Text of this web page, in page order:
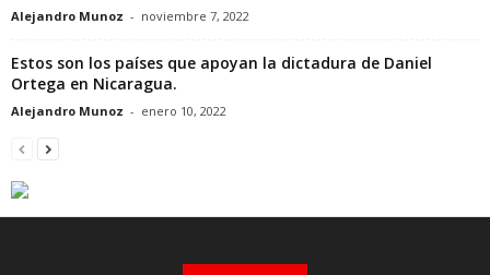
Alejandro Munoz - noviembre 7, 2022
Estos son los países que apoyan la dictadura de Daniel
Ortega en Nicaragua.
Alejandro Munoz - enero 10, 2022